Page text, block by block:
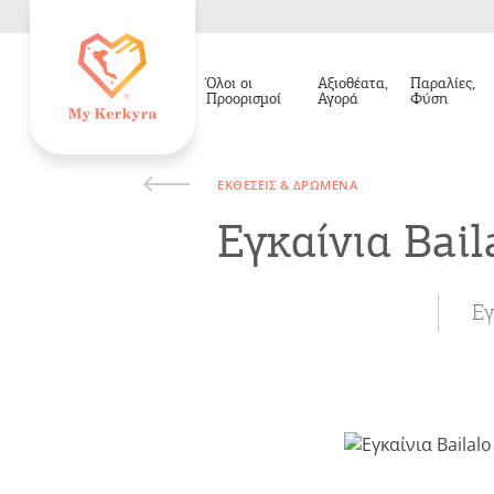
Όλοι οι
Προορισμοί
Αξιοθέατα,
Αγορά
Παραλίες,
Φύση
ΕΚΘΈΣΕΙΣ & ΔΡΏΜΕΝΑ
Εγκαίνια